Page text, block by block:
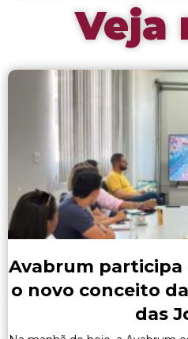
Veja
Avabrum participa
o novo conceito
das